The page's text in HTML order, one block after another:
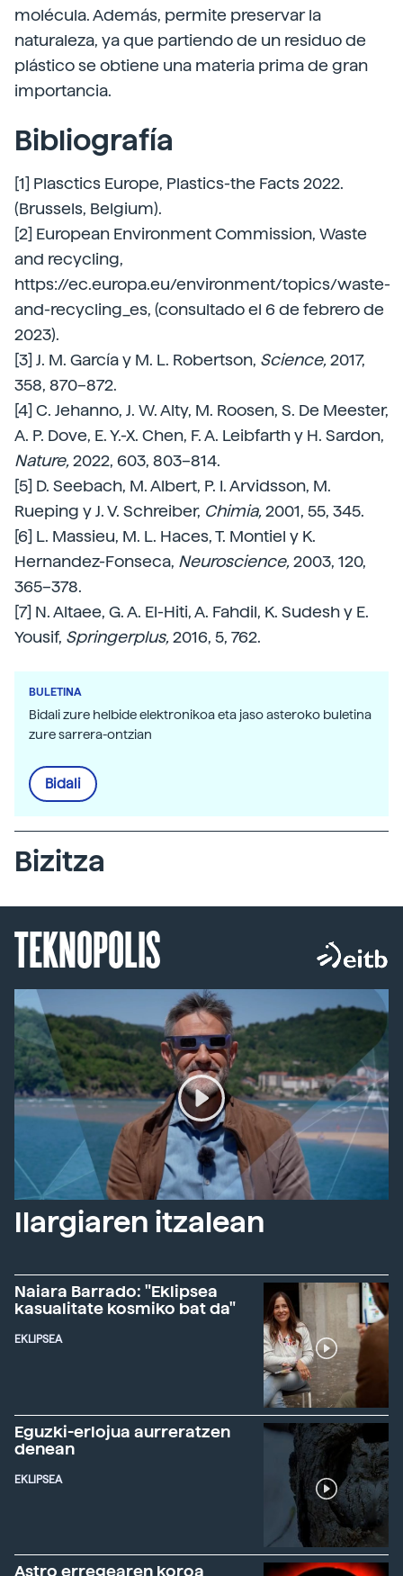
molécula. Además, permite preservar la
naturaleza, ya que partiendo de un residuo de
plástico se obtiene una materia prima de gran
importancia.
Bibliografía
[1] Plasctics Europe, Plastics-the Facts 2022.
(Brussels, Belgium).
[2] European Environment Commission, Waste
and recycling,
https://ec.europa.eu/environment/topics/waste-
and-recycling_es, (consultado el 6 de febrero de
2023).
[3] J. M. García y M. L. Robertson, Science,2017,
358, 870–872.
[4] C. Jehanno, J. W. Alty, M. Roosen, S. De Meester,
A. P. Dove, E. Y.-X. Chen, F. A. Leibfarth y H. Sardon,
Nature,2022, 603, 803–814.
[5] D. Seebach, M. Albert, P. I. Arvidsson, M.
Rueping y J. V. Schreiber, Chimia,2001, 55, 345.
[6] L. Massieu, M. L. Haces, T. Montiel y K.
Hernandez-Fonseca, Neuroscience,2003, 120,
365–378.
[7] N. Altaee, G. A. El-Hiti, A. Fahdil, K. Sudesh y E.
Yousif, Springerplus,2016, 5, 762.
BULETINA
Bidali zure helbide elektronikoa eta jaso asteroko buletina
zure sarrera-ontzian
Bidali
Bizitza
TEKNOPOLIS
Ilargiaren itzalean
Naiara Barrado: "Eklipsea
kasualitate kosmiko bat da"
EKLIPSEA
Eguzki-erlojua aurreratzen
denean
EKLIPSEA
Astro erregearen koroa